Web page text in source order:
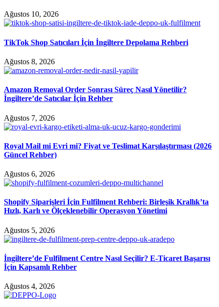
Ağustos 10, 2026
TikTok Shop Satıcıları İçin İngiltere Depolama Rehberi
Ağustos 8, 2026
Amazon Removal Order Sonrası Süreç Nasıl Yönetilir?
İngiltere’de Satıcılar İçin Rehber
Ağustos 7, 2026
Royal Mail mi Evri mi? Fiyat ve Teslimat Karşılaştırması (2026
Güncel Rehber)
Ağustos 6, 2026
Shopify Siparişleri İçin Fulfilment Rehberi: Birleşik Krallık’ta
Hızlı, Karlı ve Ölçeklenebilir Operasyon Yönetimi
Ağustos 5, 2026
İngiltere’de Fulfilment Centre Nasıl Seçilir? E-Ticaret Başarısı
İçin Kapsamlı Rehber
Ağustos 4, 2026